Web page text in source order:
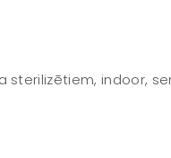
indoor,